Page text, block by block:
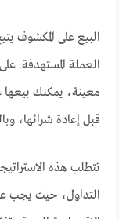
البيع على المكشوف
العملة المستهدفة.
معينة، يمكنك
قبل إعادة شرائها،
تتطلب هذه
التداول، حيث يجب على